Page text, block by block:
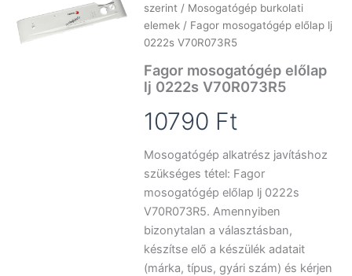
szerint / Mosogatógép burkolati
elemek / Fagor mosogatógép előlap lj
0222s V70R073R5
Fagor mosogatógép előlap
lj 0222s V70R073R5
10790 Ft
Mosogatógép alkatrész javításhoz
szükséges tétel: Fagor
mosogatógép előlap lj 0222s
V70R073R5. Amennyiben
bizonytalan a választásban,
készítse elő a készülék adatait
(márka, típus, gyári szám) és kérjen